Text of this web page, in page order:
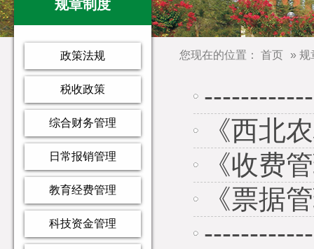
规章制度
政策法规
税收政策
综合财务管理
日常报销管理
教育经费管理
科技资金管理
您现在的位置： 首页 » 规
《西北
《收费
《票据